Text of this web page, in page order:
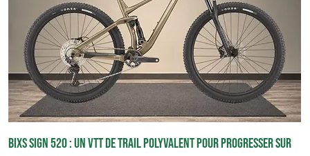
BIXS Sign 520 : un VTT de trail polyvalent pour progresser sur